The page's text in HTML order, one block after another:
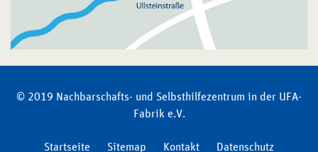
© 2019 Nachbarschafts- und Selbsthilfezentrum in der UFA-
Fabrik e.V.
Startseite Sitemap Kontakt
Datenschutz